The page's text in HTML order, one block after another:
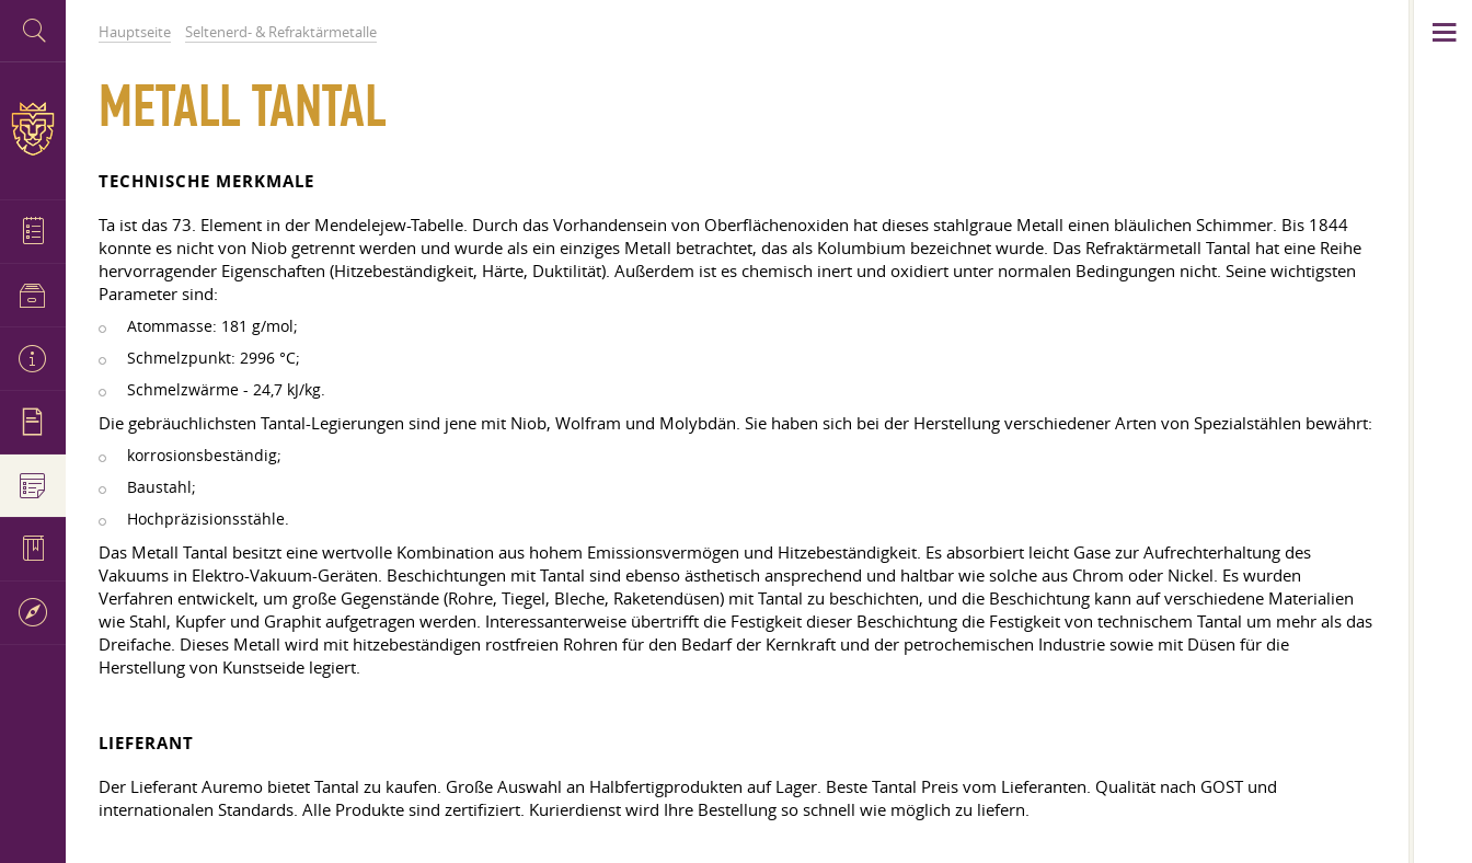
Hauptseite Seltenerd- & Refraktärmetalle
METALL TANTAL
TECHNISCHE MERKMALE
Ta ist das 73. Element in der Mendelejew-Tabelle. Durch das Vorhandensein von Oberflächenoxiden hat dieses stahlgraue Metall einen bläulichen Schimmer. Bis 1844
konnte es nicht von Niob getrennt werden und wurde als ein einziges Metall betrachtet, das als Kolumbium bezeichnet wurde. Das Refraktärmetall Tantal hat eine Reihe
hervorragender Eigenschaften (Hitzebeständigkeit, Härte, Duktilität). Außerdem ist es chemisch inert und oxidiert unter normalen Bedingungen nicht. Seine wichtigsten
Parameter sind:
Atommasse: 181 g/mol;
Schmelzpunkt: 2996 °C;
Schmelzwärme - 24,7 kJ/kg.
Die gebräuchlichsten Tantal-Legierungen sind jene mit Niob, Wolfram und Molybdän. Sie haben sich bei der Herstellung verschiedener Arten von Spezialstählen bewährt:
korrosionsbeständig;
Baustahl;
Hochpräzisionsstähle.
Das Metall Tantal besitzt eine wertvolle Kombination aus hohem Emissionsvermögen und Hitzebeständigkeit. Es absorbiert leicht Gase zur Aufrechterhaltung des
Vakuums in Elektro-Vakuum-Geräten. Beschichtungen mit Tantal sind ebenso ästhetisch ansprechend und haltbar wie solche aus Chrom oder Nickel. Es wurden
Verfahren entwickelt, um große Gegenstände (Rohre, Tiegel, Bleche, Raketendüsen) mit Tantal zu beschichten, und die Beschichtung kann auf verschiedene Materialien
wie Stahl, Kupfer und Graphit aufgetragen werden. Interessanterweise übertrifft die Festigkeit dieser Beschichtung die Festigkeit von technischem Tantal um mehr als das
Dreifache. Dieses Metall wird mit hitzebeständigen rostfreien Rohren für den Bedarf der Kernkraft und der petrochemischen Industrie sowie mit Düsen für die
Herstellung von Kunstseide legiert.
LIEFERANT
Der Lieferant Auremo bietet Tantal zu kaufen. Große Auswahl an Halbfertigprodukten auf Lager. Beste Tantal Preis vom Lieferanten. Qualität nach GOST und
internationalen Standards. Alle Produkte sind zertifiziert. Kurierdienst wird Ihre Bestellung so schnell wie möglich zu liefern.